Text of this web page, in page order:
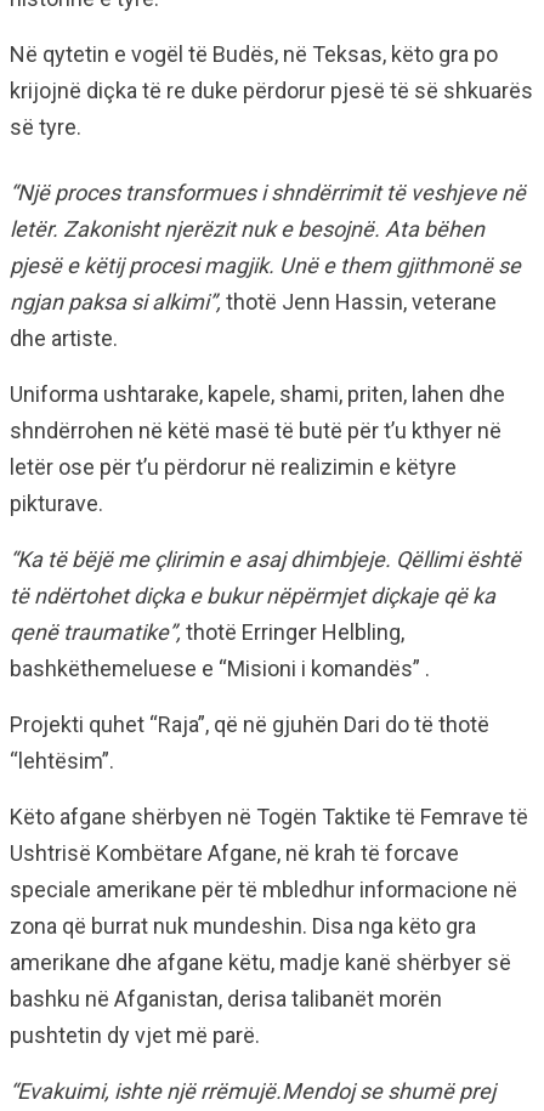
Në qytetin e vogël të Budës, në Teksas, këto gra po
krijojnë diçka të re duke përdorur pjesë të së shkuarës
së tyre.
“Një proces transformues i shndërrimit të veshjeve në
letër. Zakonisht njerëzit nuk e besojnë. Ata bëhen
pjesë e këtij procesi magjik. Unë e them gjithmonë se
ngjan paksa si alkimi”, thotë Jenn Hassin, veterane
dhe artiste.
Uniforma ushtarake, kapele, shami, priten, lahen dhe
shndërrohen në këtë masë të butë për t’u kthyer në
letër ose për t’u përdorur në realizimin e këtyre
pikturave.
“Ka të bëjë me çlirimin e asaj dhimbjeje. Qëllimi është
të ndërtohet diçka e bukur nëpërmjet diçkaje që ka
qenë traumatike”, thotë Erringer Helbling,
bashkëthemeluese e “Misioni i komandës” .
Projekti quhet “Raja”, që në gjuhën Dari do të thotë
“lehtësim”.
Këto afgane shërbyen në Togën Taktike të Femrave të
Ushtrisë Kombëtare Afgane, në krah të forcave
speciale amerikane për të mbledhur informacione në
zona që burrat nuk mundeshin. Disa nga këto gra
amerikane dhe afgane këtu, madje kanë shërbyer së
bashku në Afganistan, derisa talibanët morën
pushtetin dy vjet më parë.
“Evakuimi, ishte një rrëmujë.Mendoj se shumë prej